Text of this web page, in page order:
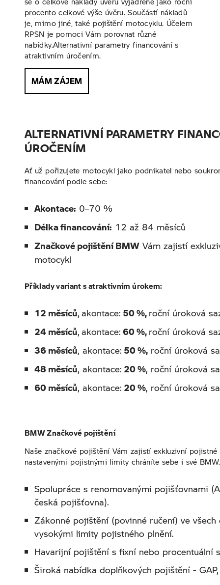
procento celkové výše úvěru. Součástí nákladů
je, mimo jiné, také pojištění motocyklu. Účelem
RPSN je pomoci Vám porovnat různé
nabídky.Alternativní parametry financování s
atraktivním úročením.
MÁM ZÁJEM
ALTERNATIVNÍ PARAMETRY
ÚROČENÍM
Ať už pořizujete motocykl jako podnikatel nebo
financování podle sebe:
Akontace: 0–70 %
Délka financování: 12 až 84 měsíců
Značkové pojištění BMW Vám zajistí
motocykl
Příklady variant s atraktivním úrokem:
12 měsíců, akontace: 50 %, roční úroková
24 měsíců, akontace: 60 %, roční úroková
36 měsíců, akontace: 50 %, roční úroková
48 měsíců, akontace: 20 %, roční úroková
60 měsíců, akontace: 20 %, roční úroková
BMW Značkové pojištění
Naše značkové pojištění Vám zajistí exkluzivní
nastavenými pojistnými limity chráníte sebe i své BMW.
Spolupráce s renomovanými pojišťovnami
česká pojišťovna).
Zákonné pojištění (povinné ručení) ve
vysokými limity pojistného plnění.
Havarijní pojištění s fixní nebo procentuální
Široká nabídka doplňkových pojištění -